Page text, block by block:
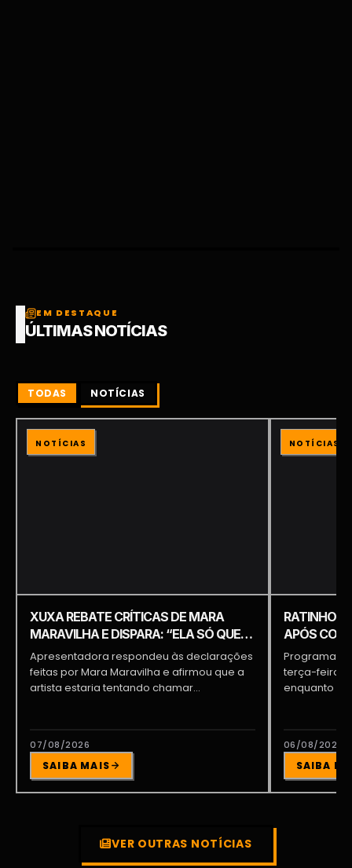
EM DESTAQUE
ÚLTIMAS NOTÍCIAS
TODAS NOTÍCIAS
NOTÍCIAS
XUXA REBATE CRÍTICAS DE MARA
MARAVILHA E DISPARA: “ELA SÓ QUER
APARECER”
Apresentadora respondeu às declarações
feitas por Mara Maravilha e afirmou que a
artista estaria tentando chamar...
07/08/2026
SAIBA MAIS
NOTÍCIAS
RATINHO É
APÓS
PIQUILO
Programa
terça-feira
enquanto a
06/08/2026
SAIBA
VER OUTRAS NOTÍCIAS